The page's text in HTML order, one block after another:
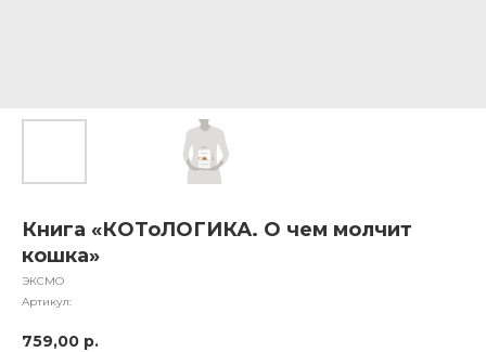
Книга «КОТоЛОГИКА. О чем молчит
кошка»
ЭКСМО
Артикул:
759,00 р.